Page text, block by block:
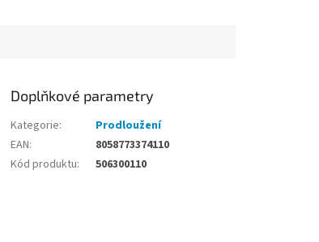
Doplňkové parametry
Kategorie:
Prodloužení
EAN:
8058773374110
Kód produktu: 506300110